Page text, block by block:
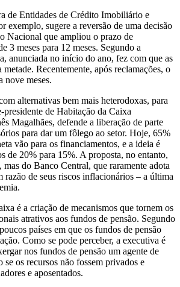
de Entidades de Crédito Imobiliário e
exemplo, sugere a reversão de uma decisão
Nacional que ampliou o prazo de
3 meses para 12 meses. Segundo a
anunciada no início do ano, fez com que as
metade. Recentemente, após reclamações, o
nove meses.
alternativas bem mais heterodoxas, para
de Habitação da Caixa
Magalhães, defende a liberação de parte
para dar um fôlego ao setor. Hoje, 65%
vão para os financiamentos, e a ideia é
de 20% para 15%. A proposta, no entanto,
mas do Banco Central, que raramente adota
razão de seus riscos inflacionários – a última
é a criação de mecanismos que tornem os
atrativos aos fundos de pensão. Segundo
países em que os fundos de pensão
Como se pode perceber, a executiva é
nos fundos de pensão um agente de
os recursos não fossem privados e
e aposentados.